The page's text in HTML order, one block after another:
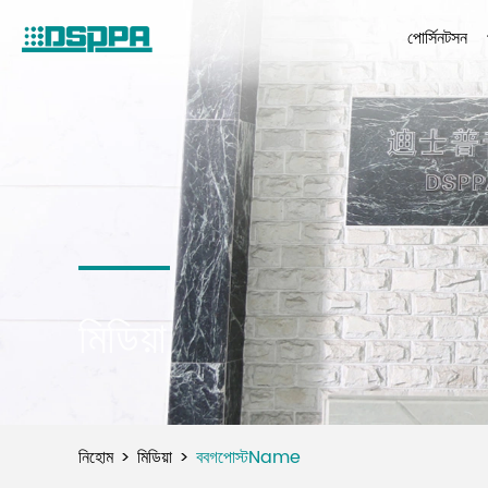
পোর্সিনটসন
মিডিয়া
নিহোম মিডিয়া ববগপোস্টName